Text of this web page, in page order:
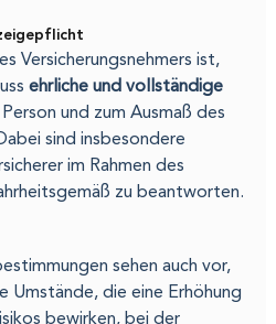
Versicherungsnehmers ist,
ehrliche und vollständige
und zum Ausmaß des
sind insbesondere
im Rahmen des
zu beantworten.
sehen auch vor,
Umstände, die eine Erhöhung
bewirken, bei der